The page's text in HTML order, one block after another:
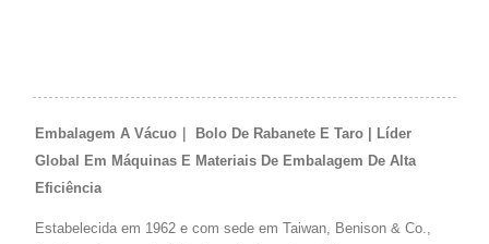
Embalagem A Vácuo｜ Bolo De Rabanete E Taro | Líder
Global Em Máquinas E Materiais De Embalagem De Alta
Eficiência
Estabelecida em 1962 e com sede em Taiwan, Benison & Co.,